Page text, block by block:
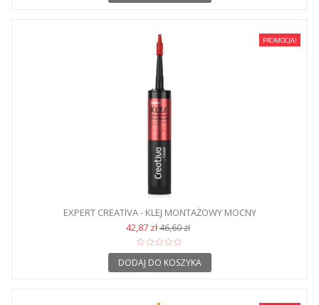
PROMOCJA!
EXPERT CREATIVA - KLEJ MONTAŻOWY MOCNY
42,87 zł46,60 zł
DODAJ DO KOSZYKA